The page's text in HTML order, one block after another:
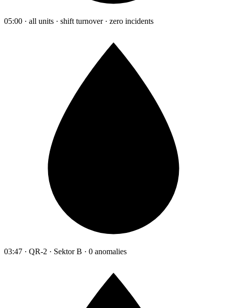
05:00 · all units · shift turnover · zero incidents
03:47 · QR-2 · Sektor B · 0 anomalies